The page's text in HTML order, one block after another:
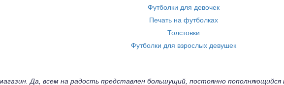
Футболки для девочек
Печать на футболках
Толстовки
Футболки для взрослых девушек
Да, всем на радость представлен большущий, постоянно пополняющийся